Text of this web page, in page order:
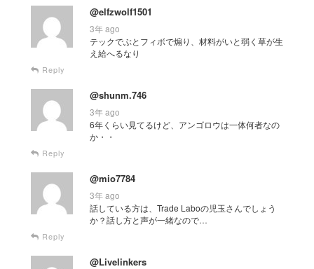
@elfzwolf1501
3年 ago
テックでぶとフィボで煽り、材料がいと弱く草が生
え給へるなり
Reply
@shunm.746
3年 ago
6年くらい見てるけど、アンゴロウは一体何者なの
か・・
Reply
@mio7784
3年 ago
話している方は、Trade Laboの児玉さんでしょう
か？話し方と声が一緒なので…
Reply
@Livelinkers